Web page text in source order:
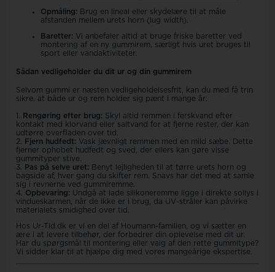
Opmåling: Brug en lineal eller skydelære til at måle
afstanden mellem urets horn (lug width).
Baretter: Vi anbefaler altid at bruge friske baretter ved
montering af en ny gummirem, særligt hvis uret bruges til
sport eller vandaktiviteter.
Sådan vedligeholder du dit ur og din gummirem
Selvom gummi er næsten vedligeholdelsesfrit, kan du med få trin
sikre, at både ur og rem holder sig pænt i mange år:
1. Rengøring efter brug: Skyl altid remmen i ferskvand efter
kontakt med klorvand eller saltvand for at fjerne rester, der kan
udtørre overfladen over tid.
2.
Fjern hudfedt: Vask jævnligt remmen med en mild sæbe. Dette
fjerner ophobet hudfedt og sved, der ellers kan gøre visse
gummityper stive.
3.
Pas på selve uret: Benyt lejligheden til at tørre urets horn og
bagside af, hver gang du skifter rem. Snavs har det med at samle
sig i revnerne ved gummiremme.
4. Opbevaring: Undgå at lade silikoneremme ligge i direkte sollys i
vindueskarmen, når de ikke er i brug, da UV-stråler kan påvirke
materialets smidighed over tid.
Hos Ur-Tid.dk er vi en del af Houmann-familien, og vi sætter en
ære i at levere tilbehør, der forbedrer din oplevelse med dit ur.
Har du spørgsmål til montering eller valg af den rette gummitype?
Vi sidder klar til at hjælpe dig med vores mangeårige ekspertise.